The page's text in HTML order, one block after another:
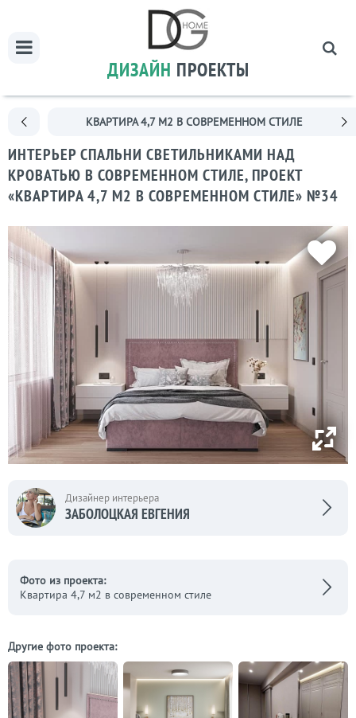
ДИЗАЙН ПРОЕКТЫ
КВАРТИРА 4,7 М2 В СОВРЕМЕННОМ СТИЛЕ
ИНТЕРЬЕР СПАЛЬНИ CВЕТИЛЬНИКАМИ НАД
КРОВАТЬЮ В СОВРЕМЕННОМ СТИЛЕ, ПРОЕКТ
«КВАРТИРА 4,7 М2 В СОВРЕМЕННОМ СТИЛЕ» №34
Дизайнер интерьера
ЗАБОЛОЦКАЯ ЕВГЕНИЯ
Фото из проекта:
Квартира 4,7 м2 в современном стиле
Другие фото проекта: